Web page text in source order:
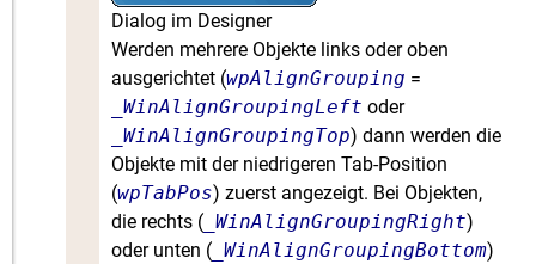
Dialog im Designer
Werden mehrere Objekte links oder oben
ausgerichtet (wpAlignGrouping =
_WinAlignGroupingLeft oder
_WinAlignGroupingTop) dann werden die
Objekte mit der niedrigeren Tab-Position
(wpTabPos) zuerst angezeigt. Bei Objekten,
die rechts ( _WinAlignGroupingRight)
oder unten ( _WinAlignGroupingBottom)